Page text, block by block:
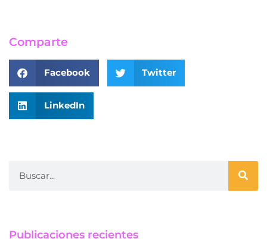
Comparte
Facebook Twitter
LinkedIn
Publicaciones recientes